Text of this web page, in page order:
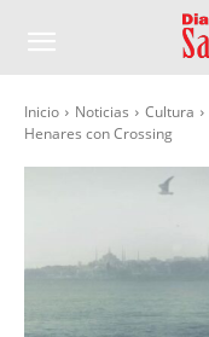
Inicio Noticias Cultura
Henares con Crossing